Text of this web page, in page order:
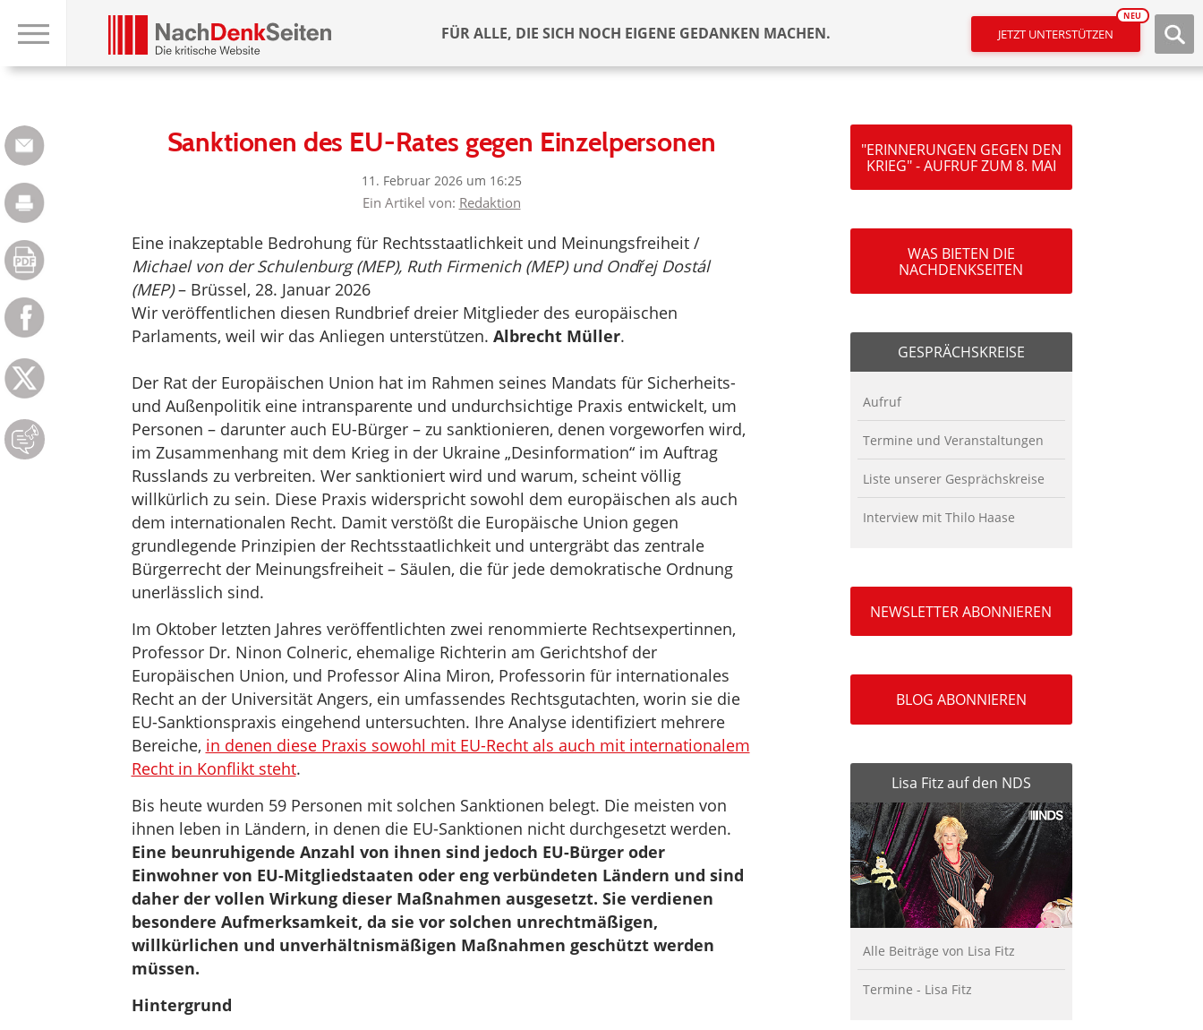
FÜR ALLE, DIE SICH NOCH EIGENE GEDANKEN MACHEN. JETZT UNTERSTÜTZEN
NEU
Sanktionen des EU-Rates gegen Einzelpersonen
11. Februar 2026 um 16:25
Ein Artikel von: Redaktion
Eine inakzeptable Bedrohung für Rechtsstaatlichkeit und Meinungsfreiheit /
Michael von der Schulenburg (MEP), Ruth Firmenich (MEP) und Ondřej Dostál
(MEP)– Brüssel, 28. Januar 2026
Wir veröffentlichen diesen Rundbrief dreier Mitglieder des europäischen
Parlaments, weil wir das Anliegen unterstützen. Albrecht Müller.
Der Rat der Europäischen Union hat im Rahmen seines Mandats für Sicherheits-
und Außenpolitik eine intransparente und undurchsichtige Praxis entwickelt, um
Personen – darunter auch EU-Bürger – zu sanktionieren, denen vorgeworfen wird,
im Zusammenhang mit dem Krieg in der Ukraine „Desinformation“ im Auftrag
Russlands zu verbreiten. Wer sanktioniert wird und warum, scheint völlig
willkürlich zu sein. Diese Praxis widerspricht sowohl dem europäischen als auch
dem internationalen Recht. Damit verstößt die Europäische Union gegen
grundlegende Prinzipien der Rechtsstaatlichkeit und untergräbt das zentrale
Bürgerrecht der Meinungsfreiheit – Säulen, die für jede demokratische Ordnung
unerlässlich sind.
Im Oktober letzten Jahres veröffentlichten zwei renommierte Rechtsexpertinnen,
Professor Dr. Ninon Colneric, ehemalige Richterin am Gerichtshof der
Europäischen Union, und Professor Alina Miron, Professorin für internationales
Recht an der Universität Angers, ein umfassendes Rechtsgutachten, worin sie die
EU-Sanktionspraxis eingehend untersuchten. Ihre Analyse identifiziert mehrere
Bereiche, in denen diese Praxis sowohl mit EU-Recht als auch mit internationalem
Recht in Konflikt steht.
Bis heute wurden 59 Personen mit solchen Sanktionen belegt. Die meisten von
ihnen leben in Ländern, in denen die EU-Sanktionen nicht durchgesetzt werden.
Eine beunruhigende Anzahl von ihnen sind jedoch EU-Bürger oder
Einwohner von EU-Mitgliedstaaten oder eng verbündeten Ländern und sind
daher der vollen Wirkung dieser Maßnahmen ausgesetzt. Sie verdienen
besondere Aufmerksamkeit, da sie vor solchen unrechtmäßigen,
willkürlichen und unverhältnismäßigen Maßnahmen geschützt werden
müssen.
Hintergrund
"ERINNERUNGEN GEGEN DEN
KRIEG" - AUFRUF ZUM 8. MAI
WAS BIETEN DIE
NACHDENKSEITEN
GESPRÄCHSKREISE
Aufruf
Termine und Veranstaltungen
Liste unserer Gesprächskreise
Interview mit Thilo Haase
NEWSLETTER ABONNIEREN
BLOG ABONNIEREN
Lisa Fitz auf den NDS
Alle Beiträge von Lisa Fitz
Termine - Lisa Fitz